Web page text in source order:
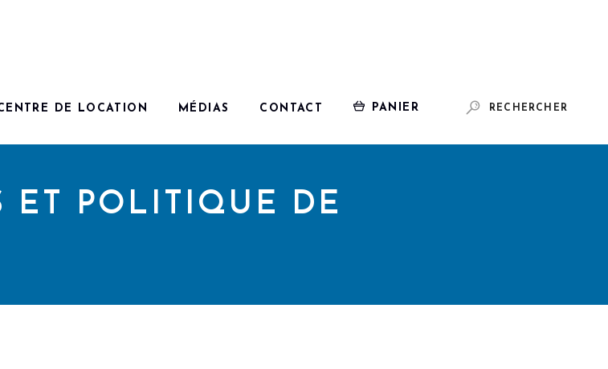
DE LOCATION MÉDIAS CONTACT PANIER RECHERCHER
ET POLITIQUE DE